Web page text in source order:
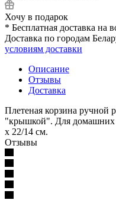
Хочу в подарок
* Бесплатная доставка на
Доставка по городам
условиям доставки
Описание
Отзывы
Доставка
Плетеная корзина ручной
"крышкой". Для домашних
x 22/14 см.
Отзывы